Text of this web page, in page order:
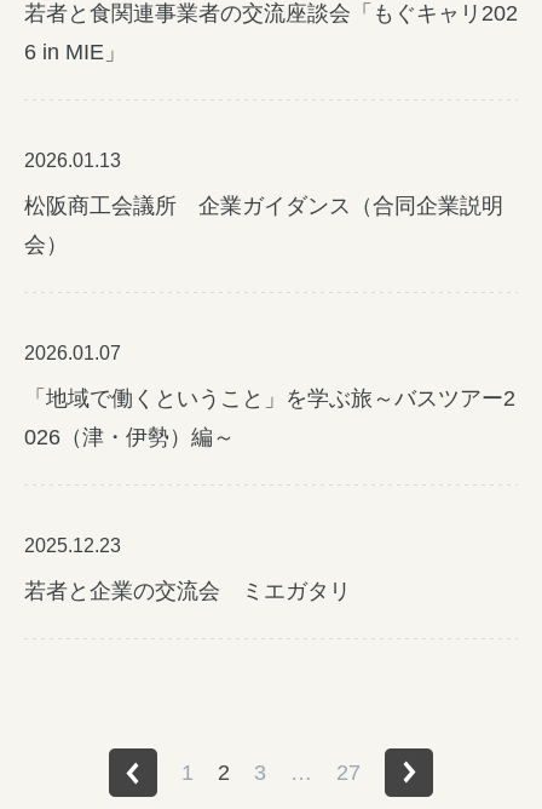
個人情報保護方針
みえの就職情報関連サイト
みえの企業まるわかりNAVI
マイチャレ三重
シルバー人材の就労支援
若者と食関連事業者の交流座談会「もぐキャリ202
6 in MIE」
2026.01.13
松阪商工会議所 企業ガイダンス（合同企業説明
会）
2026.01.07
「地域で働くということ」を学ぶ旅～バスツアー2
026（津・伊勢）編～
2025.12.23
若者と企業の交流会 ミエガタリ
1 2 3 … 27